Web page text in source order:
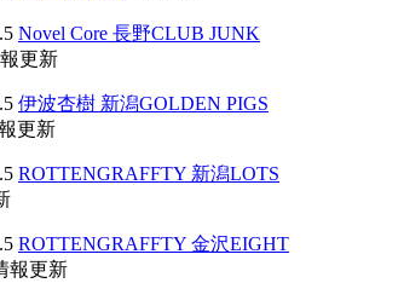
Novel Core 長野CLUB JUNK
更新
伊波杏樹 新潟GOLDEN PIGS
更新
ROTTENGRAFFTY 新潟LOTS
ROTTENGRAFFTY 金沢EIGHT
報更新